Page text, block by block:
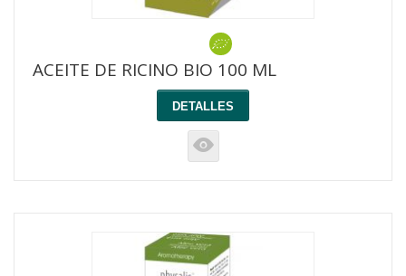
ACEITE DE RICINO BIO 100 ML
DETALLES
K